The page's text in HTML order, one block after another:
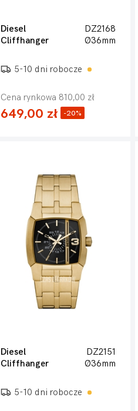
Diesel
DZ2168
Cliffhanger
Ø36mm
5-10 dni robocze
Cena rynkowa 810,00 zł
649,00 zł -20%
Diesel
DZ2151
Cliffhanger
Ø36mm
5-10 dni robocze